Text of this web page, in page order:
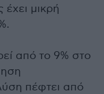
μικρή
από το 9% στο
πέφτει από